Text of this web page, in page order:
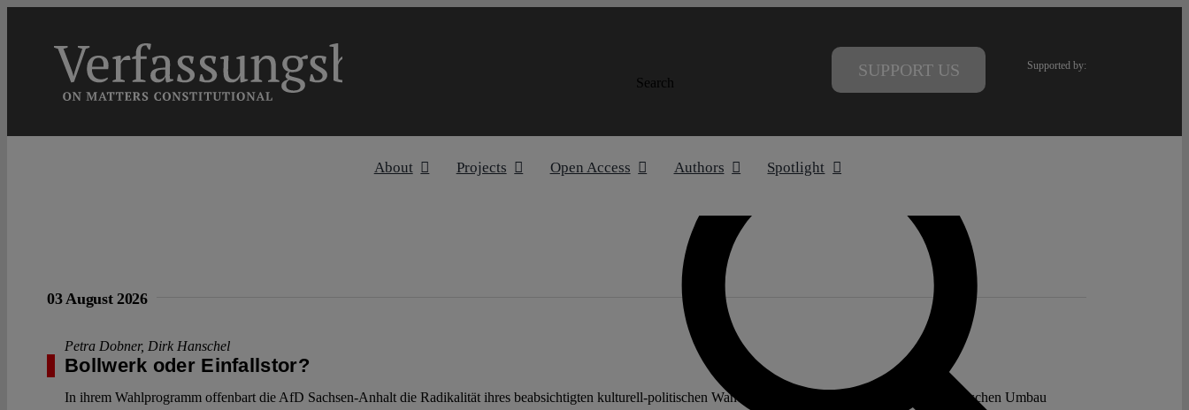
Search
SUPPORT US Supported by:
About Projects Open Access Authors Spotlight
03 August 2026
Petra Dobner, Dirk Hanschel
Bollwerk oder Einfallstor?
In ihrem Wahlprogramm offenbart die AfD Sachsen-Anhalt die Radikalität ihres beabsichtigten kulturell-politischen Wandels. Sie plant einen strukturellen ideologischen Umbau